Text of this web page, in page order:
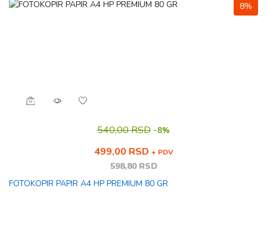
8%
540,00 RSD -8%
499,00 RSD + PDV
598,80 RSD
FOTOKOPIR PAPIR A4 HP PREMIUM 80 GR